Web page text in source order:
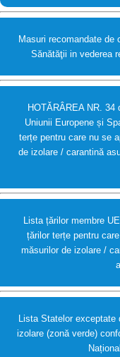
Masuri recomandate de
Sănătăţii in vederea
HOTĂRÂREA NR. 34
Uniunii Europene și
terțe pentru care nu se
de izolare / carantină
Lista țărilor membre
țărilor terțe pentru
măsurilor de izolare /
Lista Statelor exceptate
izolare (zonă verde)